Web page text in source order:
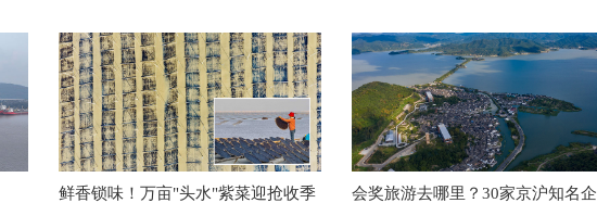
鲜香锁味！万亩"头水"紫菜迎抢收季
会奖旅游去哪里？30家京沪知名企